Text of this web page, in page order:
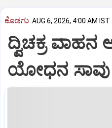
ಕೊಡಗು AUG 6, 2026, 4:00 AM IST
ದ್ವಿಚಕ್ರ
ಯೋಧನ ಸಾವು